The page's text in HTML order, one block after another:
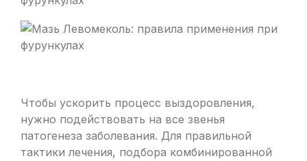
Чтобы ускорить процесс выздоровления,
нужно подействовать на все звенья
патогенеза заболевания. Для правильной
тактики лечения, подбора комбинированной